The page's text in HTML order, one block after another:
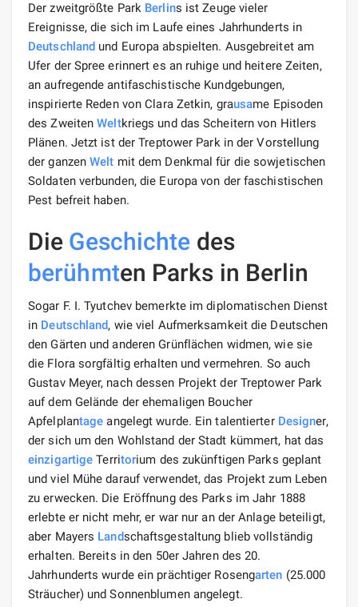
Der zweitgrößte Park Berlins ist Zeuge vieler
Ereignisse, die sich im Laufe eines Jahrhunderts in
Deutschland und Europa abspielten. Ausgebreitet am
Ufer der Spree erinnert es an ruhige und heitere Zeiten,
an aufregende antifaschistische Kundgebungen,
inspirierte Reden von Clara Zetkin, grausame Episoden
des ZweitenWeltkriegs und das Scheitern von Hitlers
Plänen. Jetzt ist der Treptower Park in der Vorstellung
der ganzenWelt mit dem Denkmal für die sowjetischen
Soldaten verbunden, die Europa von der faschistischen
Pest befreit haben.
Die Geschichte des
berühmten Parks in Berlin
Sogar F. I. Tyutchev bemerkte im diplomatischen Dienst
in Deutschland, wie viel Aufmerksamkeit die Deutschen
den Gärten und anderen Grünflächen widmen, wie sie
die Flora sorgfältig erhalten und vermehren. So auch
Gustav Meyer, nach dessen Projekt der Treptower Park
auf dem Gelände der ehemaligen Boucher
Apfelplantage angelegt wurde. Ein talentierter Designer,
der sich um den Wohlstand der Stadt kümmert, hat das
einzigartige Territorium des zukünftigen Parks geplant
und viel Mühe darauf verwendet, das Projekt zum Leben
zu erwecken. Die Eröffnung des Parks im Jahr 1888
erlebte er nicht mehr, er war nur an der Anlage beteiligt,
aber Mayers Landschaftsgestaltung blieb vollständig
erhalten. Bereits in den 50er Jahren des 20.
Jahrhunderts wurde ein prächtiger Rosengarten (25.000
Sträucher) und Sonnenblumen angelegt.